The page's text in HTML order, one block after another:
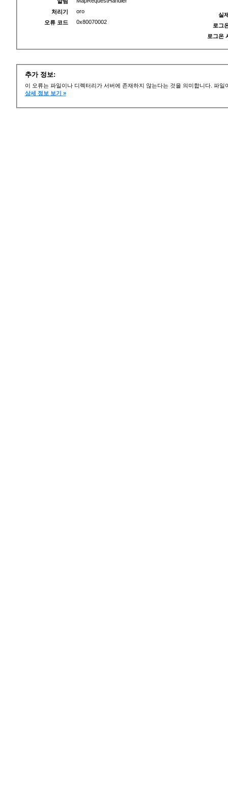
처리기
oro
오류 코드
0x80070002
실
로그
로그온
추가 정보:
이 오류는 파일이나 디렉터리가 서버에 존재하지 않는다는 것을 의미합니다. 파
상세 정보 보기 »